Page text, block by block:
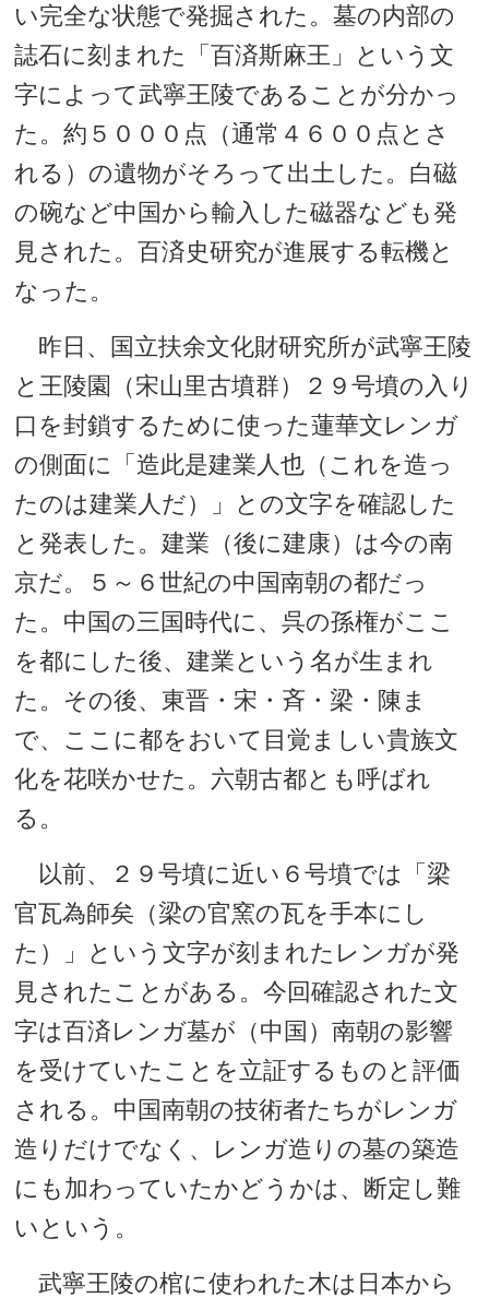
い完全な状態で発掘された。墓の内部の
誌石に刻まれた「百済斯麻王」という文
字によって武寧王陵であることが分かっ
た。約５０００点（通常４６００点とさ
れる）の遺物がそろって出土した。白磁
の碗など中国から輸入した磁器なども発
見された。百済史研究が進展する転機と
なった。
昨日、国立扶余文化財研究所が武寧王陵
と王陵園（宋山里古墳群）２９号墳の入り
口を封鎖するために使った蓮華文レンガ
の側面に「造此是建業人也（これを造っ
たのは建業人だ）」との文字を確認した
と発表した。建業（後に建康）は今の南
京だ。５～６世紀の中国南朝の都だっ
た。中国の三国時代に、呉の孫権がここ
を都にした後、建業という名が生まれ
た。その後、東晋・宋・斉・梁・陳ま
で、ここに都をおいて目覚ましい貴族文
化を花咲かせた。六朝古都とも呼ばれ
る。
以前、２９号墳に近い６号墳では「梁
官瓦為師矣（梁の官窯の瓦を手本にし
た）」という文字が刻まれたレンガが発
見されたことがある。今回確認された文
字は百済レンガ墓が（中国）南朝の影響
を受けていたことを立証するものと評価
される。中国南朝の技術者たちがレンガ
造りだけでなく、レンガ造りの墓の築造
にも加わっていたかどうかは、断定し難
いという。
武寧王陵の棺に使われた木は日本から